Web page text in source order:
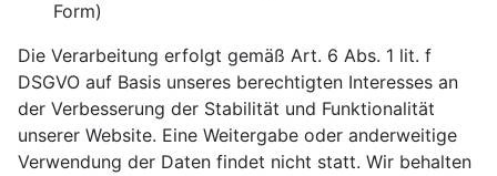
Form)
Die Verarbeitung erfolgt gemäß Art. 6 Abs. 1 lit. f
DSGVO auf Basis unseres berechtigten Interesses an
der Verbesserung der Stabilität und Funktionalität
unserer Website. Eine Weitergabe oder anderweitige
Verwendung der Daten findet nicht statt. Wir behalten